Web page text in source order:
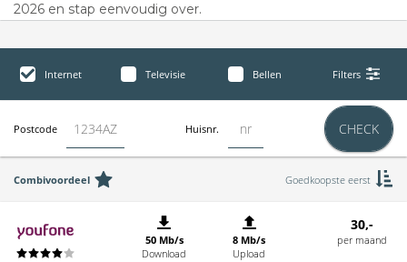
2026 en stap eenvoudig over.
Internet Televisie Bellen Filters
Postcode Huisnr. CHECK
Combivoordeel Goedkoopste eerst
50 Mb/s
Download
8 Mb/s
Upload
30,-
per maand